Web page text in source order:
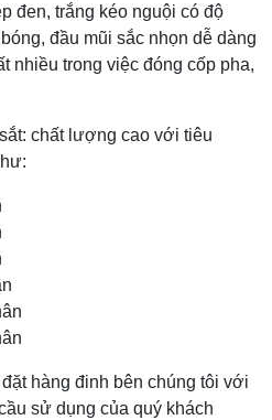
đen, trắng kéo nguội có độ
đầu mũi sắc nhọn dễ dàng
trong việc đóng cốp pha,
chất lượng cao với tiêu
hàng đinh bên chúng tôi với
sử dụng của quý khách